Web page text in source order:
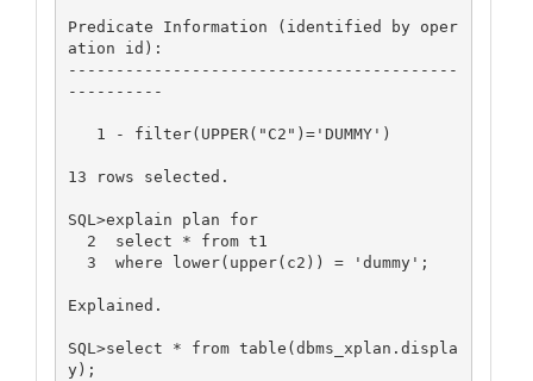
Predicate Information (identified by oper
ation id):
-----------------------------------------
----------
13 rows selected.
SQL>explain plan for
Explained.
SQL>select * from table(dbms_xplan.displa
y);